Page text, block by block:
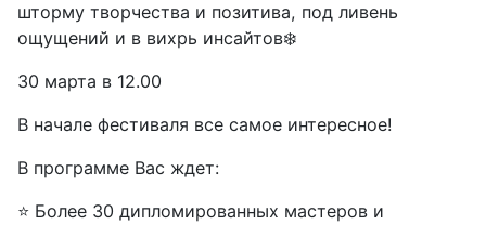
шторму творчества и позитива, под ливень
ощущений и в вихрь инсайтов❄️
30 марта в 12.00
В начале фестиваля все самое интересное!
В программе Вас ждет:
⭐ Более 30 дипломированных мастеров и